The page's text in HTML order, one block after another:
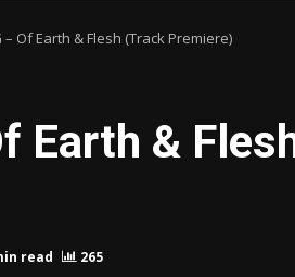
– Of Earth & Flesh (Track Premiere)
Earth &
read 265